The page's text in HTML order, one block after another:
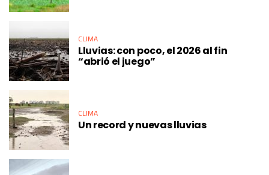
CLIMA
Lluvias: con poco, el 2026 al fin
“abrió el juego”
CLIMA
Un record y nuevas lluvias